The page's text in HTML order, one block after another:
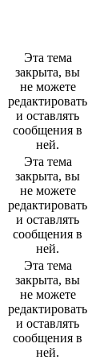
Эта тема
закрыта, вы
не можете
редактировать
и оставлять
сообщения в
ней.
Эта тема
закрыта, вы
не можете
редактировать
и оставлять
сообщения в
ней.
Эта тема
закрыта, вы
не можете
редактировать
и оставлять
сообщения в
ней.